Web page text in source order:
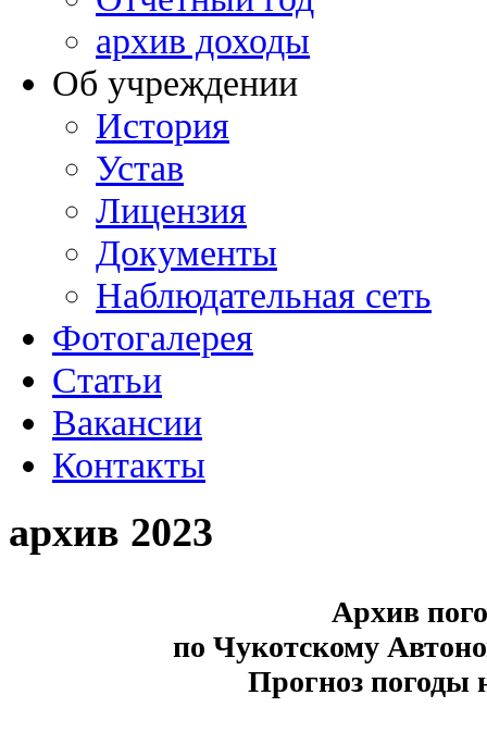
архив доходы
Об учреждении
История
Устав
Лицензия
Документы
Наблюдательная сеть
Фотогалерея
Статьи
Вакансии
Контакты
архив 2023
Архив
по Чукотскому
Прогноз погоды